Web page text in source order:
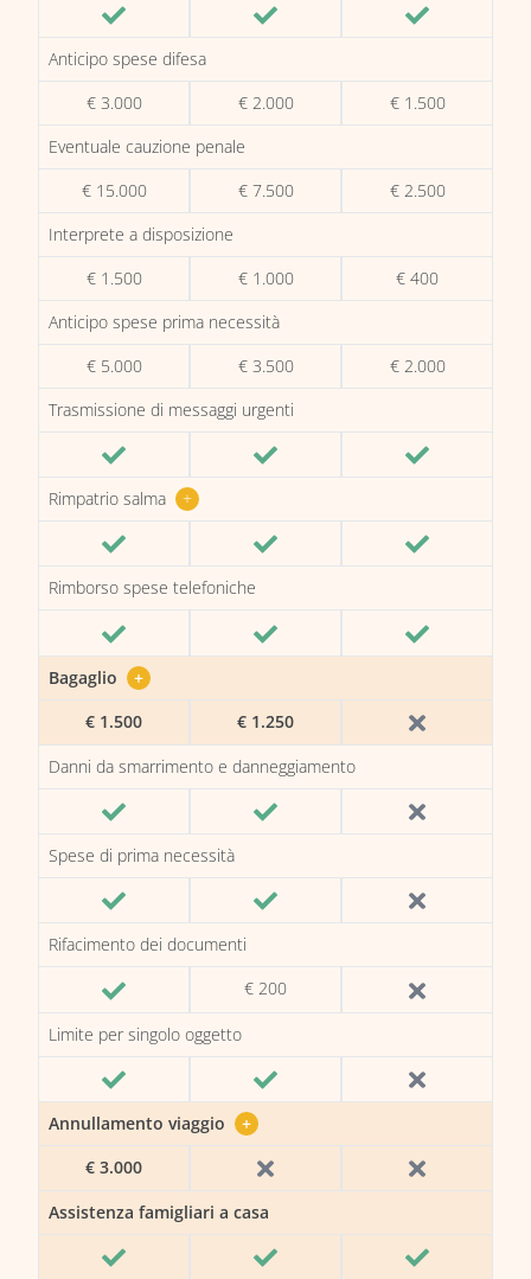
Anticipo spese difesa
€ 3.000
€ 2.000
€ 1.500
Eventuale cauzione penale
€ 15.000
€ 7.500
€ 2.500
Interprete a disposizione
€ 1.500
€ 1.000
€ 400
Anticipo spese prima necessità
€ 5.000
€ 3.500
€ 2.000
Trasmissione di messaggi urgenti
Rimpatrio salma +
Rimborso spese telefoniche
Bagaglio
+
€ 1.500
€ 1.250
Danni da smarrimento e danneggiamento
Spese di prima necessità
Rifacimento dei documenti
€ 200
Limite per singolo oggetto
Annullamento viaggio
+
€ 3.000
Assistenza famigliari a casa